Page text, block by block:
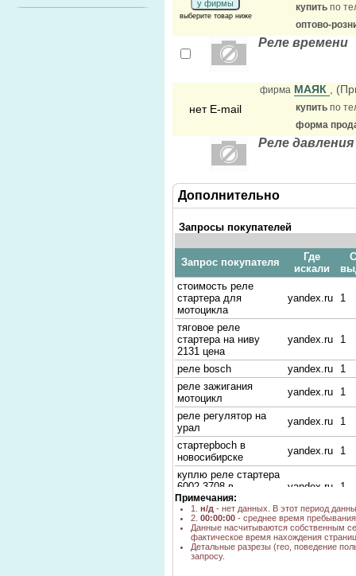
у фирмы
выберите товар ниже
купить по
оптово-
Реле времени
нет E-mail
фирма МАЯК ,
купить по
форма
Реле
Дополнительно
Запросы покупателей
Запрос покупателя
Где
искали
стоимость реле
стартера для
мотоцикла
yandex.ru 1
тяговое реле
стартера на ниву
2131 цена
yandex.ru 1
реле bosch yandex.ru
1
реле зажигания
мотоцикл
yandex.ru
1
реле регулятор на
урал
yandex.ru
1
стартерboch в
новосибирске
yandex.ru
1
куплю реле стартера
6002.3708 в
новосибирске
yandex.ru 1
р2712.3702 yandex.ru 1
реле купить
yandex.ru 3
магазин запчастей
для приборов в
Примечания:
1. н/д - нет данных. В этот период
2. 00:00:00 - среднее время
Данные насчитываются собственным
фактическое время нахождения
Детальные разрезы (гео, поведение
запросу.